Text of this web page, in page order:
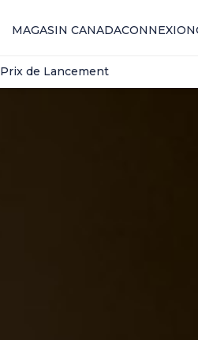
MAGASIN CANADACONNEXION
Prix de Lancement